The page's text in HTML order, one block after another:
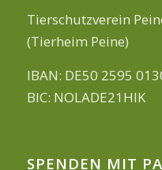
Tierschutzverein
(Tierheim Peine)
IBAN: DE50 2595
BIC: NOLADE21HIK
SPENDEN MIT